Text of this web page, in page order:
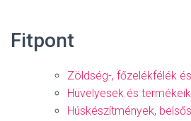
Fitpont
Zöldség-, főzelékfélék
Hüvelyesek és termékeik
Húskészítmények,